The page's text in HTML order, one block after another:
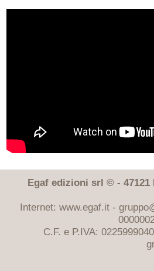
Egaf edizioni srl © - 47121
Internet: www.egaf.it -
C.F. e P.IVA: